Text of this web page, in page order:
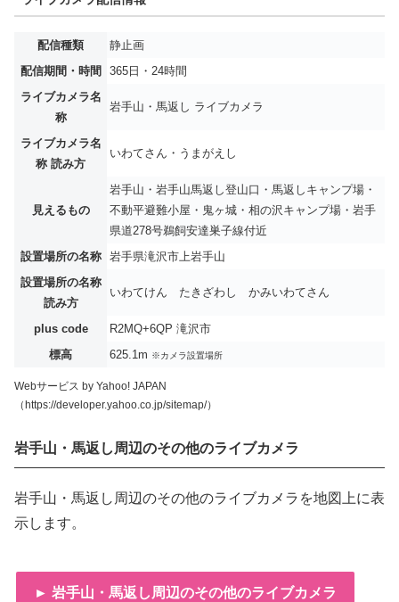
配信種類
静止画
配信期間・時間
365日・24時間
ライブカメラ名
称
岩手山・馬返し ライブカメラ
ライブカメラ名
称 読み方
いわてさん・うまがえし
見えるもの
岩手山・岩手山馬返し登山口・馬返しキャンプ場・
不動平避難小屋・鬼ヶ城・相の沢キャンプ場・岩手
県道278号鵜飼安達巣子線付近
設置場所の名称
岩手県滝沢市上岩手山
設置場所の名称
読み方
いわてけん たきざわし かみいわてさん
plus code
R2MQ+6QP 滝沢市
標高
625.1m ※カメラ設置場所
Webサービス by Yahoo! JAPAN
（https://developer.yahoo.co.jp/sitemap/）
岩手山・馬返し周辺のその他のライブカメラ
岩手山・馬返し周辺のその他のライブカメラを地図上に表
示します。
► 岩手山・馬返し周辺のその他のライブカメラ